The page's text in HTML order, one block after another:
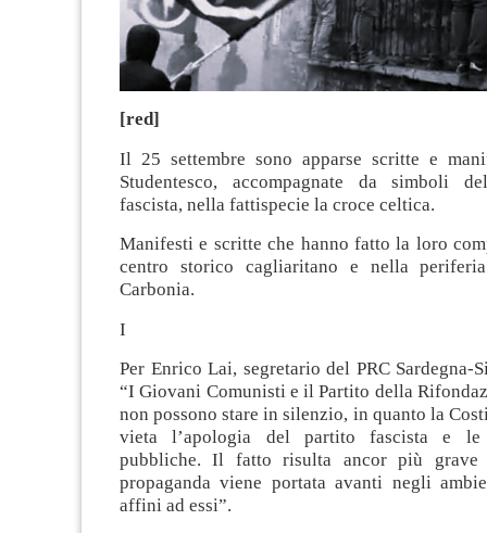
[red]
Il 25 settembre sono apparse scritte e
Studentesco, accompagnate da simboli
fascista, nella fattispecie la croce celtica.
Manifesti e scritte che hanno fatto la loro
centro storico cagliaritano e nella
Carbonia.
I
Per Enrico Lai, segretario del PRC Sardegna-
“I Giovani Comunisti e il Partito della
non possono stare in silenzio, in quanto la
vieta l’apologia del partito fascista e le
pubbliche. Il fatto risulta ancor più grave
propaganda viene portata avanti negli
affini ad essi”.